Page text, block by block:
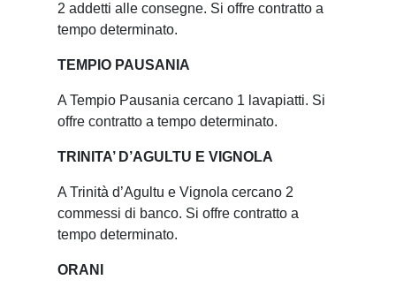
2 addetti alle consegne. Si offre contratto a
tempo determinato.
TEMPIO PAUSANIA
A Tempio Pausania cercano 1 lavapiatti. Si
offre contratto a tempo determinato.
TRINITA’ D’AGULTU E VIGNOLA
A Trinità d’Agultu e Vignola cercano 2
commessi di banco. Si offre contratto a
tempo determinato.
ORANI